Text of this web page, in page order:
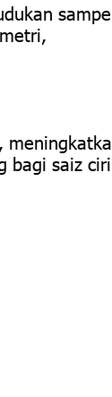
bagi saiz ciri